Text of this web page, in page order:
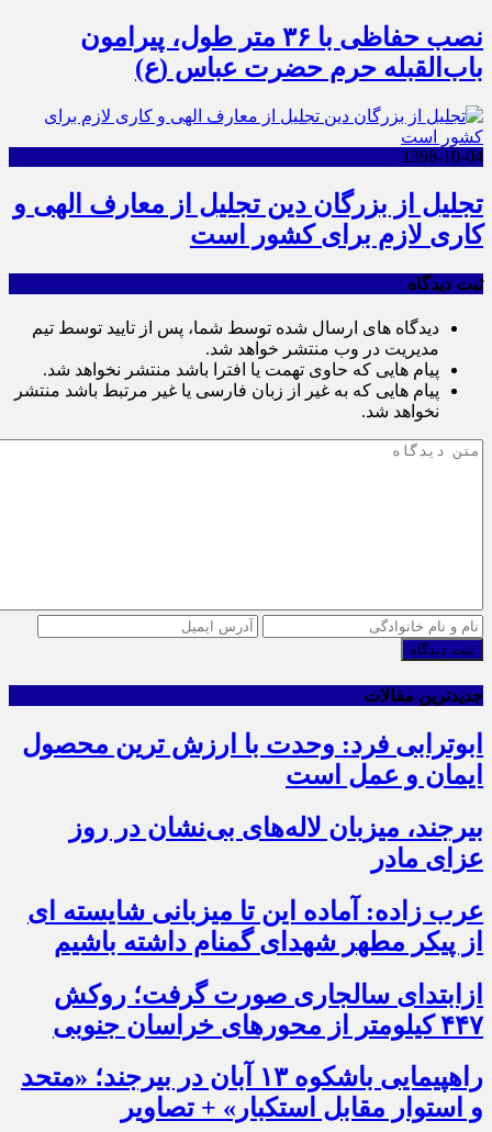
نصب حفاظی با ۳۶ متر طول، پیرامون
باب‌القبله حرم حضرت عباس (ع)
1398-10-04
تجلیل از بزرگان دین تجلیل از معارف الهی و
کاری لازم برای کشور است
ثبت دیدگاه
دیدگاه های ارسال شده توسط شما، پس از تایید توسط تیم
مدیریت در وب منتشر خواهد شد.
پیام هایی که حاوی تهمت یا افترا باشد منتشر نخواهد شد.
پیام هایی که به غیر از زبان فارسی یا غیر مرتبط باشد منتشر
نخواهد شد.
ثبت دیدگاه
جدیدترین مقالات
ابوترابی فرد: وحدت با ارزش ترین محصول
ایمان و عمل است
بیرجند، میزبان لاله‌های بی‌نشان در روز
عزای مادر
عرب زاده: آماده این تا میزبانی شایسته ای
از پیکر مطهر شهدای گمنام داشته باشیم
ازابتدای سالجاری صورت گرفت؛ روکش
۴۴۷ کیلومتر از محورهای خراسان جنوبی
راهپیمایی باشکوه ۱۳ آبان در بیرجند؛ «متحد
و استوار مقابل استکبار» + تصاویر